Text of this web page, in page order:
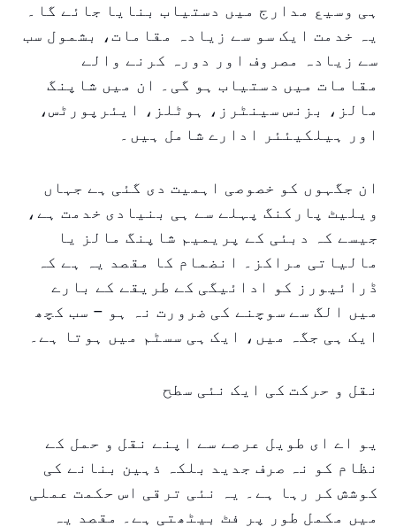
ہی وسیع مدارج میں دستیاب بنایا جائے گا۔
یہ خدمت ایک سو سے زیادہ مقامات، بشمول سب
سے زیادہ مصروف اور دورہ کرنے والے
مقامات میں دستیاب ہو گی۔ ان میں شاپنگ
مالز، بزنس سینٹرز، ہوٹلز، ایئرپورٹس،
اور ہیلکیئئر ادارے شامل ہیں۔
ان جگہوں کو خصوصی اہمیت دی گئی ہے جہاں
ویلیٹ پارکنگ پہلے سے ہی بنیادی خدمت ہے،
جیسے کہ دبئی کے پریمیم شاپنگ مالز یا
مالیاتی مراکز۔ انضمام کا مقصد یہ ہے کہ
ڈرائیورز کو ادائیگی کے طریقے کے بارے
میں الگ سے سوچنے کی ضرورت نہ ہو – سب کچھ
ایک ہی جگہ میں، ایک ہی سسٹم میں ہوتا ہے۔
نقل و حرکت کی ایک نئی سطح
یو اے ای طویل عرصے سے اپنے نقل و حمل کے
نظام کو نہ صرف جدید بلکہ ذہین بنانے کی
کوشش کر رہا ہے۔ یہ نئی ترقی اس حکمت عملی
میں مکمل طور پر فٹ بیٹھتی ہے۔ مقصد یہ